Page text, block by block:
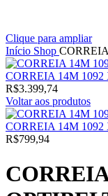
Clique para ampliar
Início Shop
CORREIA 14M
R$3.399,74
Voltar aos produtos
CORREIA 14M
R$799,94